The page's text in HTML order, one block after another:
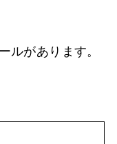
ルがあります。